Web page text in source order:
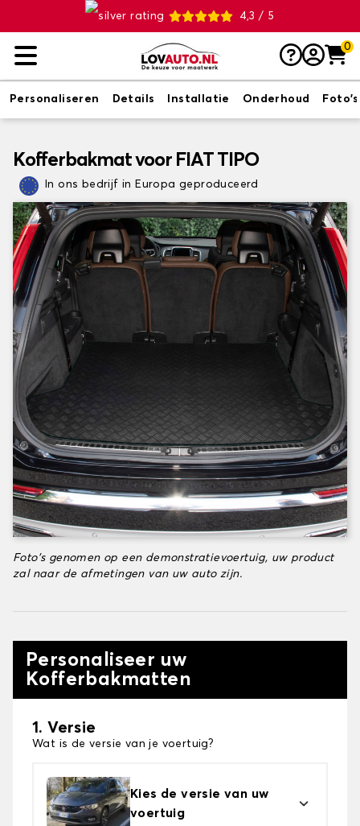
4,3 / 5
0
Personaliseren Details Installatie Onderhoud Foto's
Kofferbakmat voor FIAT TIPO
In ons bedrijf in Europa geproduceerd
Foto's genomen op een demonstratievoertuig, uw product
zal naar de afmetingen van uw auto zijn.
Personaliseer uw
Kofferbakmatten
1. Versie
Wat is de versie van je voertuig?
Kies de versie van uw
voertuig